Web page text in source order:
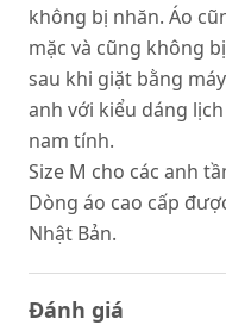
không bị nhăn. Áo
mặc và cũng không
sau khi giặt bằng
anh với kiểu dáng
nam tính.
Size M cho các anh
Dòng áo cao cấp
Nhật Bản.
Đánh giá